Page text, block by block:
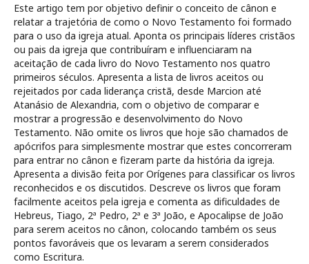
Este artigo tem por objetivo definir o conceito de cânon e
relatar a trajetória de como o Novo Testamento foi formado
para o uso da igreja atual. Aponta os principais líderes cristãos
ou pais da igreja que contribuíram e influenciaram na
aceitação de cada livro do Novo Testamento nos quatro
primeiros séculos. Apresenta a lista de livros aceitos ou
rejeitados por cada liderança cristã, desde Marcion até
Atanásio de Alexandria, com o objetivo de comparar e
mostrar a progressão e desenvolvimento do Novo
Testamento. Não omite os livros que hoje são chamados de
apócrifos para simplesmente mostrar que estes concorreram
para entrar no cânon e fizeram parte da história da igreja.
Apresenta a divisão feita por Orígenes para classificar os livros
reconhecidos e os discutidos. Descreve os livros que foram
facilmente aceitos pela igreja e comenta as dificuldades de
Hebreus, Tiago, 2ª Pedro, 2ª e 3ª João, e Apocalipse de João
para serem aceitos no cânon, colocando também os seus
pontos favoráveis que os levaram a serem considerados
como Escritura.